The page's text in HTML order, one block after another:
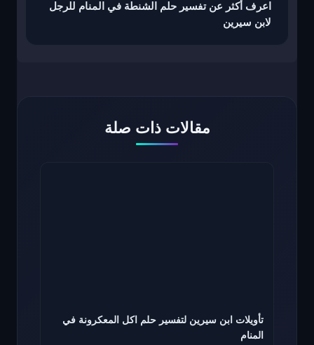
اعرف أكثر عن تفسير حلم الشنطة في المنام للرجل
لابن سيرين
مقالات ذات صلة
تأويلات ابن سيرين لتفسير حلم اكل المعكرونة في
المنام